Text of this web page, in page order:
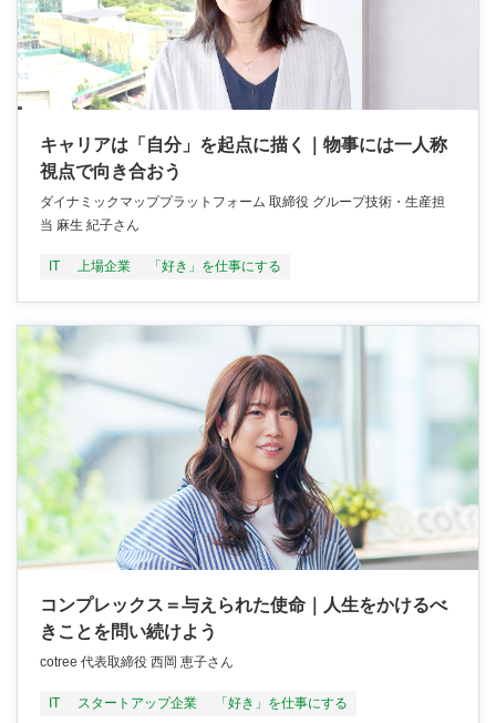
キャリアは「自分」を起点に描く｜物事には一人称
視点で向き合おう
ダイナミックマッププラットフォーム 取締役 グループ技術・生産担
当 麻生 紀子さん
IT 上場企業 「好き」を仕事にする
コンプレックス＝与えられた使命｜人生をかけるべ
きことを問い続けよう
cotree 代表取締役 西岡 恵子さん
IT スタートアップ企業 「好き」を仕事にする